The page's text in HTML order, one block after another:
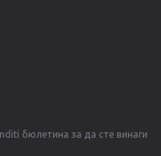
бюлетина за да сте винаги